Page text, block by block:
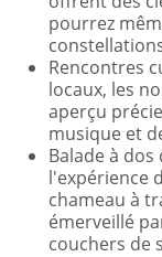
pourrez
Rencontres
locaux, les
aperçu
musique et
Balade à
l'expérience
chameau à
émerveillé
couchers de